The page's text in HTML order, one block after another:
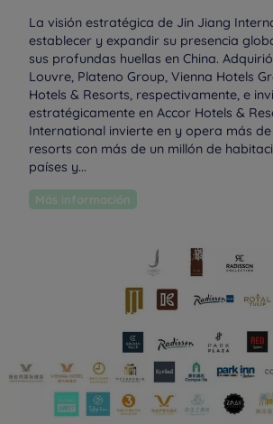
La visión estratégica de Jin Jiang
establecer y expandir su presencia
sus profundas huellas en China.
Louvre, Plateno Group, Vienna Hotels
Hotels & Resorts, respectivamente, e
estratégicamente en Accor Hotels &
International invierte en y opera más
resorts con más de un millón de
países y...
Más información